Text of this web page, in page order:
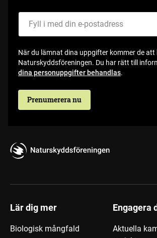
När du lämnat dina uppgifter kommer de att
Naturskyddsföreningen. Du har rätt till
dina personuppgifter behandlas.
Prenumerera nu
Lär dig mer
Biologisk mångfald
Engagera
Aktuella